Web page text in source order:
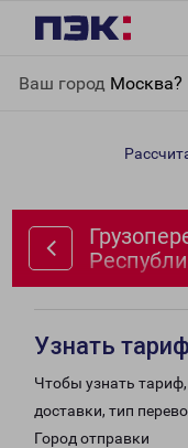
Ваш город Москва?
Республика Дагестан
Узнать
Чтобы узнать
доставки, тип
Город отправки